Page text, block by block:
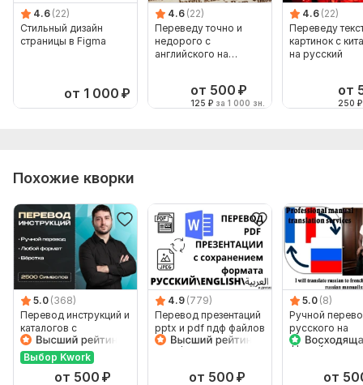
4.6 (22)
Стильный дизайн
страницы в Figma
от 1 000 ₽
4.6 (22)
Переведу точно и
недорого с
английского на
от 500 ₽
125 ₽ за 1 000 зн.
4.6 (22)
Переведу
картинок с
на русский
от
250 ₽
Похожие кворки
5.0 (368)
Перевод инструкций и
каталогов с
Английского на
Русский и наоборот
Выбор Kwork
от 500 ₽
4.9 (779)
Перевод презентаций
pptx и pdf пдф файлов
с сохранением
от 500 ₽
5.0 (8)
Ручной
русского на
французский и
от